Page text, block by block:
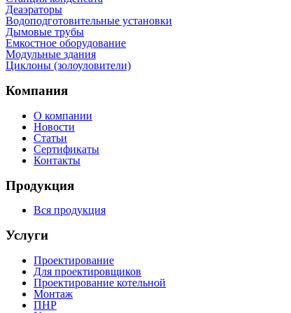
Деаэраторы
Водоподготовительные установки
Дымовые трубы
Емкостное оборудование
Mодульные здания
Циклоны (золоуловители)
Компания
О компании
Новости
Статьи
Сертификаты
Контакты
Продукция
Вся продукция
Услуги
Проектирование
Для проектировщиков
Проектирование котельной
Монтаж
ПНР